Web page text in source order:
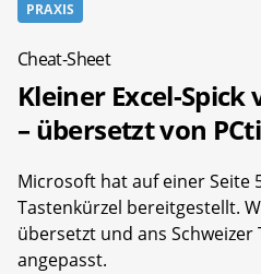
PRAXIS
Cheat-Sheet
Kleiner Excel-
– übersetzt von
Microsoft hat auf einer Seite
Tastenkürzel bereitgestellt.
übersetzt und ans
angepasst.